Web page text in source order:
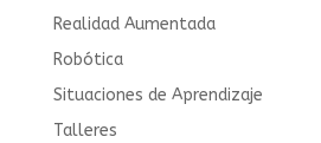
Realidad Aumentada
Robótica
Situaciones de Aprendizaje
Talleres